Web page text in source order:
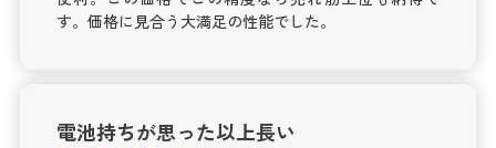
す。価格に見合う大満足の性能でした。
電池持ちが思った以上長い